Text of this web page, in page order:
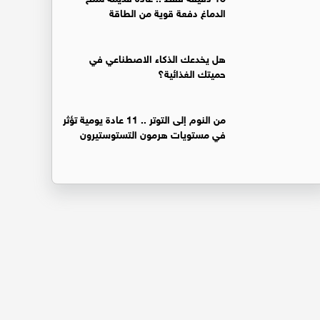
الدماغ دفعة قوية من الطاقة
هل يخدعك الذكاء الاصطناعي في
حميتك الغذائية؟
من النوم إلى التوتر .. 11 عادة يومية تؤثر
في مستويات هرمون التستوستيرون